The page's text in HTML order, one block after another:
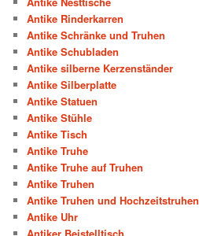
Antike Rinderkarren
Antike Schränke und Truhen
Antike Schubladen
Antike silberne Kerzenständer
Antike Silberplatte
Antike Statuen
Antike Stühle
Antike Tisch
Antike Truhe
Antike Truhe auf Truhen
Antike Truhen
Antike Truhen und Hochzeitstruhen
Antike Uhr
Antiker Beistelltisch